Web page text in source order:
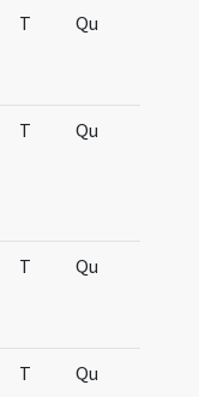
T Qu
T Qu
T Qu
T Qu